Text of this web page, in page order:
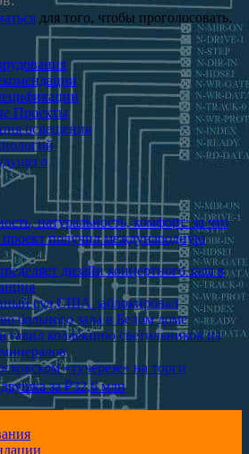
для того, чтобы проголосовать.
Проекты
освещения
натуральность, ком­форт: за что
проект получил международную
дизайн концертного зала в
суд США заблокировал
бального зала в Белом доме
коллекцию светильников из
«тучерезе» на торги
за ₽32,6 млн